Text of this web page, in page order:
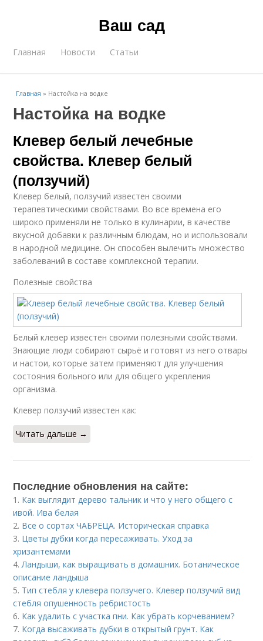
Ваш сад
Главная Новости Статьи
Главная » Настойка на водке
Настойка на водке
Клевер белый лечебные
свойства. Клевер белый
(ползучий)
Клевер белый, ползучий известен своими
терапевтическими свойствами. Во все времена его
широко применяли не только в кулинарии, в качестве
вкусной добавки к различным блюдам, но и использовали
в народной медицине. Он способен вылечить множество
заболеваний в составе комплексной терапии.
Полезные свойства
Белый клевер известен своими полезными свойствами.
Знающие люди собирают сырьё и готовят из него отвары
и настои, которые затем применяют для улучшения
состояния больного или для общего укрепления
организма.
Клевер ползучий известен как:
Читать дальше →
Последние обновления на сайте:
1. Как выглядит дерево тальник и что у него общего с
ивой. Ива белая
2. Все о сортах ЧАБРЕЦА. Историческая справка
3. Цветы дубки когда пересаживать. Уход за
хризантемами
4.Ландыши, как выращивать в домашних. Ботаническое
описание ландыша
5. Тип стебля у клевера ползучего. Клевер ползучий вид
стебля опушенность ребристость
6. Как удалить с участка пни. Как убрать корчеванием?
7. Когда высаживать дубки в открытый грунт. Как